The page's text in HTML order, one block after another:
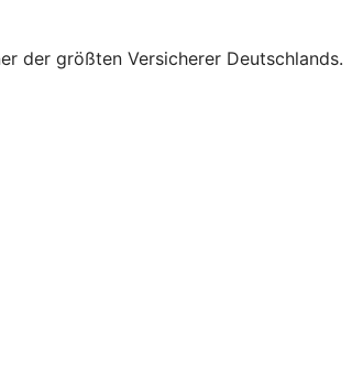
der größten Versicherer Deutschlands.